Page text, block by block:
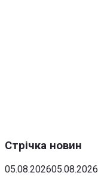
Стрічка новин
05.08.202605.08.2026